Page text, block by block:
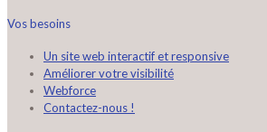
Vos besoins
Un site web interactif et responsive
Améliorer votre visibilité
Webforce
Contactez-nous !